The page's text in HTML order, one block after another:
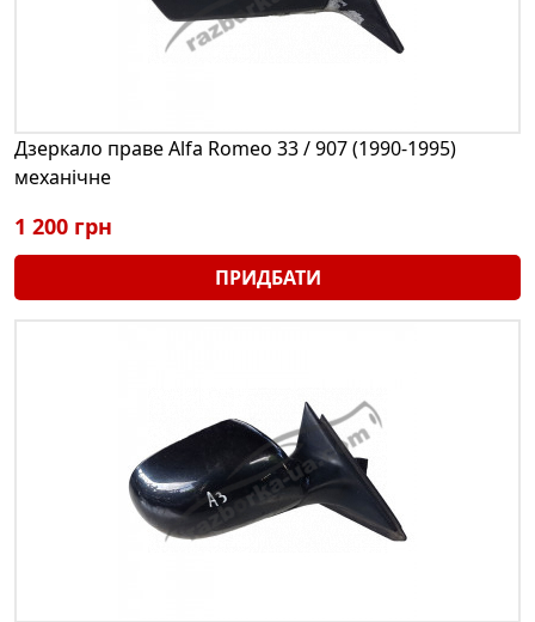
Дзеркало праве Alfa Romeo 33 / 907 (1990-1995)
механічне
1 200 грн
ПРИДБАТИ